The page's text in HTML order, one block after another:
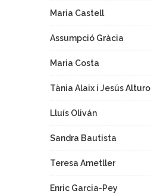
Maria Castell
Assumpció Gràcia
Maria Costa
Tània Alaix i Jesús Alturo
Lluís Oliván
Sandra Bautista
Teresa Ametller
Enric Garcia-Pey